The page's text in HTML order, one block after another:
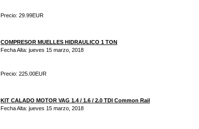
Precio: 29.99EUR
COMPRESOR MUELLES HIDRAULICO 1 TON
Fecha Alta: jueves 15 marzo, 2018
Precio: 225.00EUR
KIT CALADO MOTOR VAG 1.4 / 1.6 / 2.0 TDI Common Rail
Fecha Alta: jueves 15 marzo, 2018